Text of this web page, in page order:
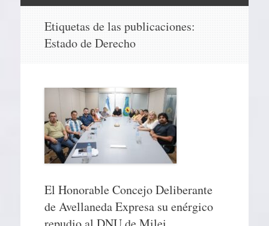
contenido
Etiquetas de las publicaciones:
Estado de Derecho
El Honorable Concejo Deliberante
de Avellaneda Expresa su enérgico